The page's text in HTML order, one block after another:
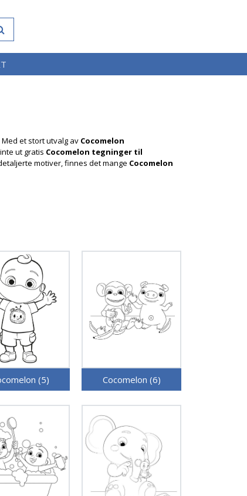
et stort utvalg av Cocomelon
ut gratis Cocomelon tegninger til
motiver, finnes det mange Cocomelon
(5) Cocomelon (6)